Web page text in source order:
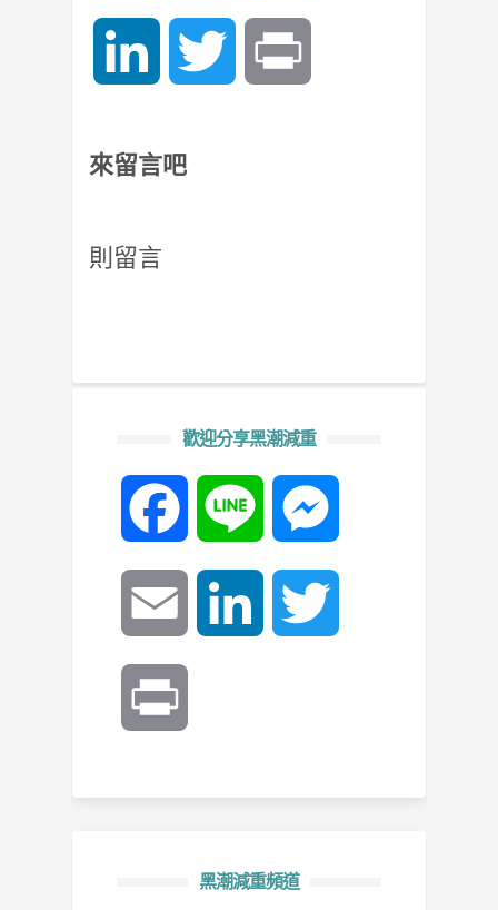
LinkedIn Twitter
來留言吧
則留言
歡迎分享黑潮減重
Facebook Line
Email LinkedIn
黑潮減重頻道